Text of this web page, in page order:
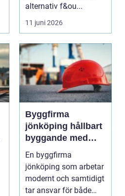
alternativ f&ou...
11 juni 2026
Byggfirma
jönköping hållbart
byggande med
fokus på trä
En byggfirma
jönköping som arbetar
modernt och samtidigt
tar ansvar för både